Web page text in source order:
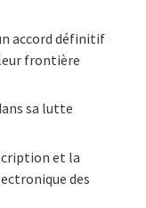
accord définitif
frontière
sa lutte
et la
des